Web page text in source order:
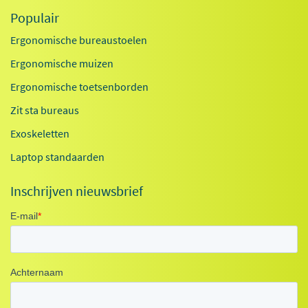
Populair
Ergonomische bureaustoelen
Ergonomische muizen
Ergonomische toetsenborden
Zit sta bureaus
Exoskeletten
Laptop standaarden
Inschrijven nieuwsbrief